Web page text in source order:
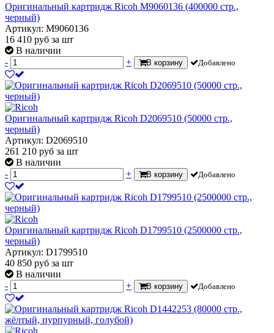
Оригинальный картридж Ricoh M9060136 (400000 стр.,
черный)
Артикул: M9060136
16 410 руб за шт
В наличии
-
+ В корзину Добавлено
Оригинальный картридж Ricoh D2069510 (50000 стр.,
черный)
Артикул: D2069510
261 210 руб за шт
В наличии
-
+ В корзину Добавлено
Оригинальный картридж Ricoh D1799510 (2500000 стр.,
черный)
Артикул: D1799510
40 850 руб за шт
В наличии
-
+ В корзину Добавлено